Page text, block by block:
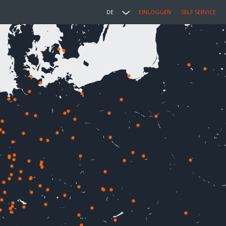
DE EINLOGGEN SELF SERVICE